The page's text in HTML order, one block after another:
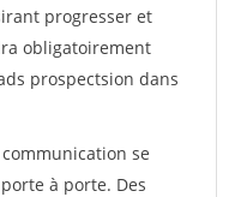
progresser et
obligatoirement
prospectsion dans
se
à porte. Des